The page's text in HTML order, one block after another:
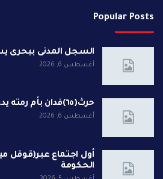
Popular Posts
السجل المدنى ببحرى
أغسطس 6, 2026
حرث(٦٥)فدان بأم رمته يدعم من الزكاة بالمحلية
أغسطس 6, 2026
أول اجتماع عبر(قوقل
الحكومة